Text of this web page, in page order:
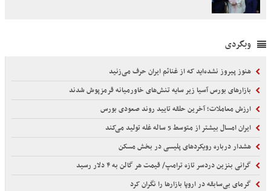
وبگردی
هنوز پیروز نشده‌اید که از غنائم ایران حرف می‌زنید
بازارهای بورس آسیا زیر سایه تنش‌های خاورمیانه قرمزپوش شدند
ارزش معاملات؛ آخرین حلقه تایید روند صعودی بورس
ایران امسال بیشتر از متوسط 5 ساله غله تولید می‌کند
هشدار درباره رویکردهای پلیسی در بخش مسکن
گرانی بنزین دردسر تازه ترامپ/ قیمت هر گالن به ۴ دلار رسید
گرمای بی‌سابقه در اروپا بازارها را نگران کرد